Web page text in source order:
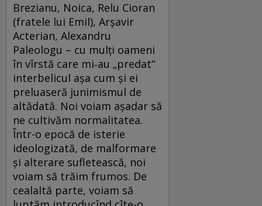
Brezianu, Noica, Relu Cioran
(fratele lui Emil), Arşavir
Acterian, Alexandru
Paleologu – cu mulţi oameni
în vîrstă care mi‑au „predat“
interbelicul așa cum și ei
preluaseră junimismul de
altădată. Noi voiam așadar să
ne cultivăm normalitatea.
Într-o epocă de isterie
ideologizată, de malformare
și alterare sufletească, noi
voiam să trăim frumos. De
cealaltă parte, voiam să